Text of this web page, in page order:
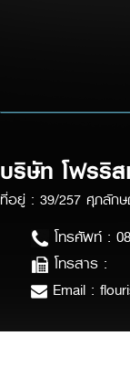
บริษัท โฟรริ
ที่อยู่ : 39/257 ศุภลัก
โทรศัพท์ :
โทรสาร :
Email :